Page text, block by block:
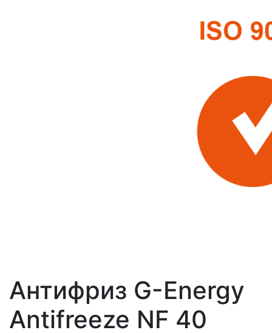
Антифриз G-Energy
Antifreeze NF 40